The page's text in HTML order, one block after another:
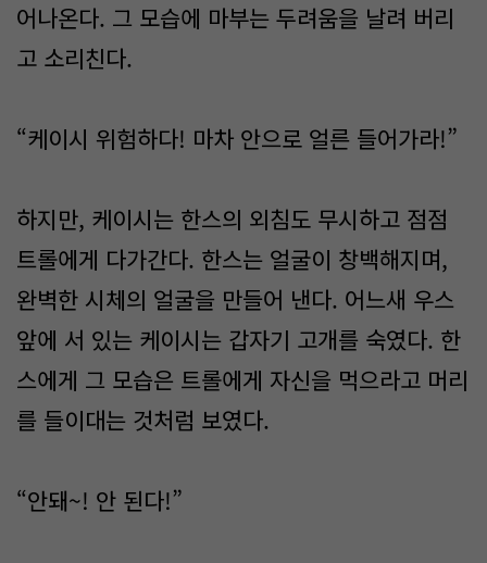
어나온다. 그 모습에 마부는 두려움을 날려 버리
고 소리친다.
“케이시 위험하다! 마차 안으로 얼른 들어가라!”
하지만, 케이시는 한스의 외침도 무시하고 점점
트롤에게 다가간다. 한스는 얼굴이 창백해지며,
완벽한 시체의 얼굴을 만들어 낸다. 어느새 우스
앞에 서 있는 케이시는 갑자기 고개를 숙였다. 한
스에게 그 모습은 트롤에게 자신을 먹으라고 머리
를 들이대는 것처럼 보였다.
“안돼~! 안 된다!”